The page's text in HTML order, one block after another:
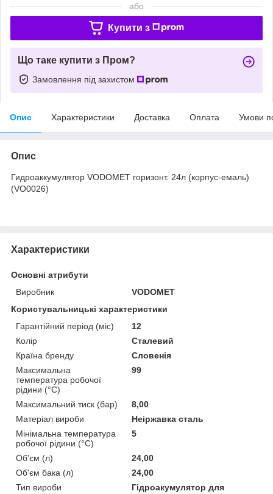
або
Купити з
Що таке купити з Пром?
Замовлення під захистом
Опис Характеристики Доставка Оплата Умови
Опис
Гидроаккумулятор VODOMET горизонт. 24л (корпус-емаль)
(VO0026)
Характеристики
Основні атрибути
Виробник
VODOMET
Користувальницькі характеристики
Гарантійний період (міс)
12
Колір
Сталевий
Країна бренду
Словенія
Максимальна
температура робочої
рідини (°C)
99
Максимальний тиск (бар)
8,00
Матеріал вироби
Неіржавка сталь
Мінімальна температура
робочої рідини (°C)
5
Об'єм (л)
24,00
Об'єм бака (л)
24,00
Тип вироби
Гідроакумулятор для